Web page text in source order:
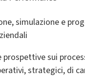
simulazione e
prospettive sui
strategici, di